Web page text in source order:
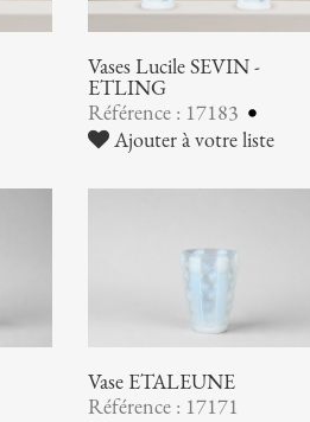
Vases Lucile SEVIN -
ETLING
Référence : 17183
Ajouter à votre liste
Vase ETALEUNE
Référence : 17171